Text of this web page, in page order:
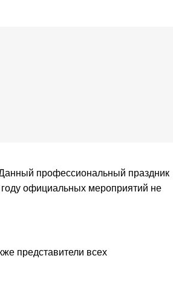
профессиональный праздник
официальных мероприятий не
представители всех